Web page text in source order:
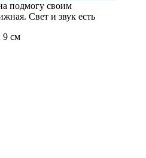
подмогу своим
Свет и звук есть
9 см